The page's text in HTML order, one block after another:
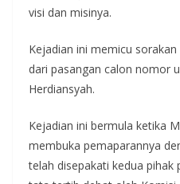
k
visi dan misinya.
Kejadian ini memicu
dari pasangan calon nomor
Herdiansyah.
Kejadian ini bermula ketika
membuka pemaparannya
telah disepakati kedua pihak